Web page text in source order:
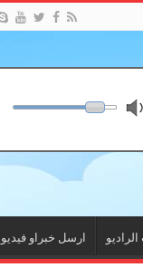
ارسل خبراو فيديو